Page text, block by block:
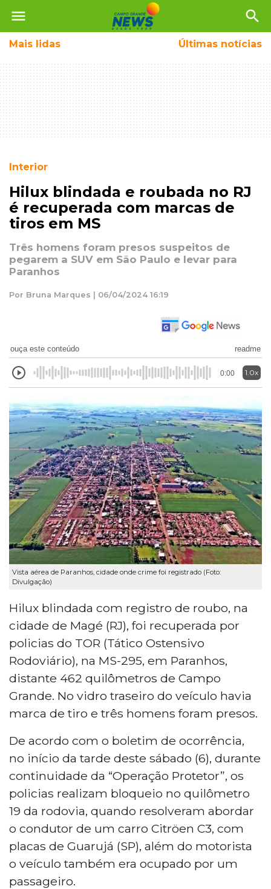
menu search
Mais lidas Últimas notícias
Interior
Hilux blindada e roubada no RJ
é recuperada com marcas de
tiros em MS
Três homens foram presos suspeitos de
pegarem a SUV em São Paulo e levar para
Paranhos
Por Bruna Marques | 06/04/2024 16:19
ouça este conteúdo readme
0:00 1.0x
Vista aérea de Paranhos, cidade onde crime foi registrado (Foto:
Divulgação)
Hilux blindada com registro de roubo, na
cidade de Magé (RJ), foi recuperada por
policias do TOR (Tático Ostensivo
Rodoviário), na MS-295, em Paranhos,
distante 462 quilômetros de Campo
Grande. No vidro traseiro do veículo havia
marca de tiro e três homens foram presos.
De acordo com o boletim de ocorrência,
no início da tarde deste sábado (6), durante
continuidade da “Operação Protetor”, os
policias realizam bloqueio no quilômetro
19 da rodovia, quando resolveram abordar
o condutor de um carro Citröen C3, com
placas de Guarujá (SP), além do motorista
o veículo também era ocupado por um
passageiro.